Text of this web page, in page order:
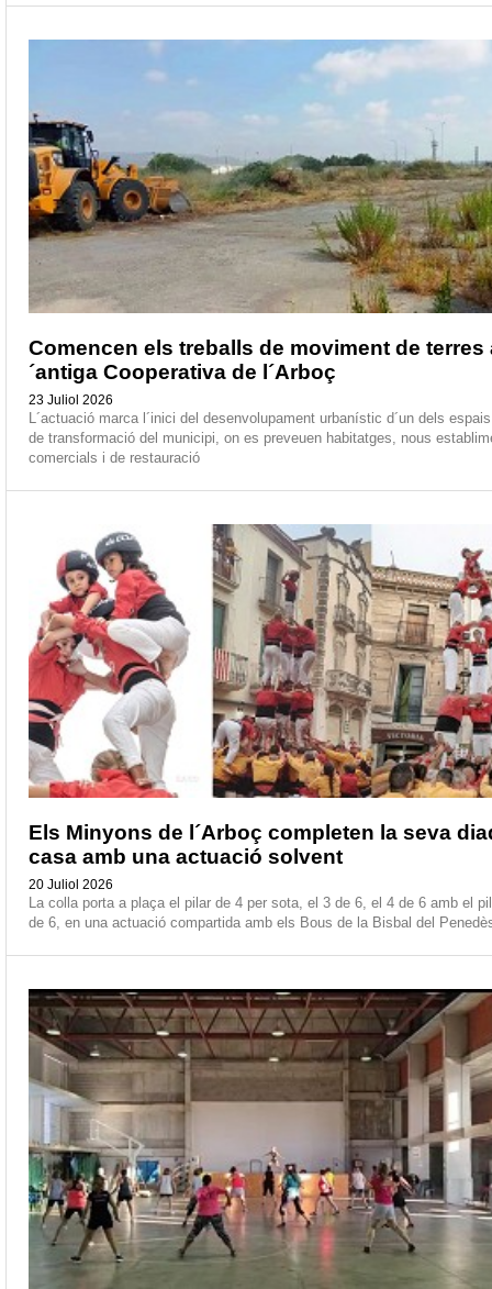
Comencen els treballs de moviment de terres
´antiga Cooperativa de l´Arboç
23 Juliol 2026
L´actuació marca l´inici del desenvolupament urbanístic d´un dels
de transformació del municipi, on es preveuen habitatges, nous
comercials i de restauració
Els Minyons de l´Arboç completen la seva
casa amb una actuació solvent
20 Juliol 2026
La colla porta a plaça el pilar de 4 per sota, el 3 de 6, el 4 de 6 amb el
de 6, en una actuació compartida amb els Bous de la Bisbal del